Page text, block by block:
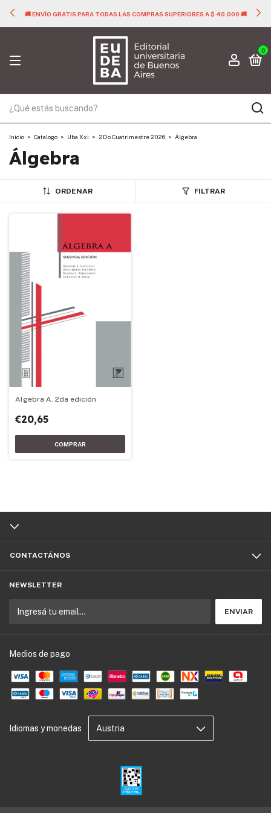
🚚 ENVÍO GRATIS PARA TODAS LAS COMPRAS SUPERIORES A $ 40.000 🚚
0
Inicio > Catalogo > Uba Xxi > 2Do Cuatrimestre 2026 > Álgebra
Álgebra
ORDENAR FILTRAR
Álgebra A. 2da edición
€20,65
CONTACTÁNOS
NEWSLETTER
Medios de pago
Idiomas y monedas